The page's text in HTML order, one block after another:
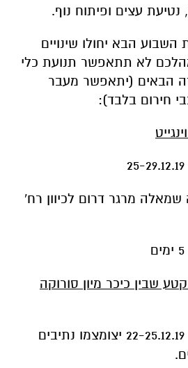
הבאים (יתאפשר מעבר
מרגר דרום לכיוון רח'
שבין כיכר מיון סורוקה
החוצה את העיר תכלול: